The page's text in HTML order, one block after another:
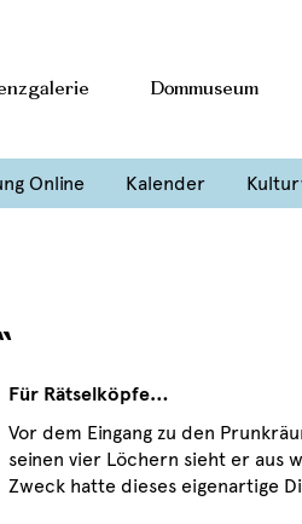
Dommuseum
Online Kalender
Für Rätselköpfe…
Vor dem Eingang zu den
seinen vier Löchern sieht er aus
Zweck hatte dieses eigenartige